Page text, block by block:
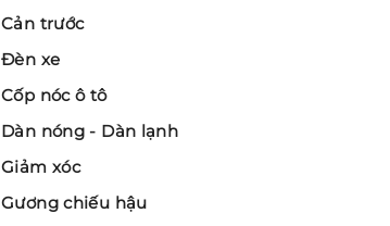
Cản trước
Đèn xe
Cốp nóc ô tô
Dàn nóng - Dàn lạnh
Giảm xóc
Gương chiếu hậu